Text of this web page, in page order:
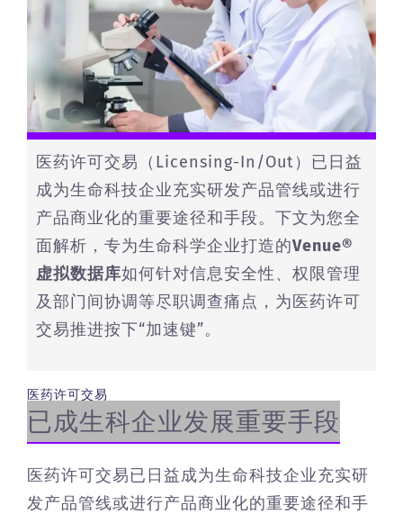
医药许可交易（Licensing-In/Out）已日益
成为生命科技企业充实研发产品管线或进行
产品商业化的重要途径和手段。下文为您全
面解析，专为生命科学企业打造的Venue®
虚拟数据库如何针对信息安全性、权限管理
及部门间协调等尽职调查痛点，为医药许可
交易推进按下“加速键”。
医药许可交易
已成生科企业发展重要手段
医药许可交易已日益成为生命科技企业充实研
发产品管线或进行产品商业化的重要途径和手